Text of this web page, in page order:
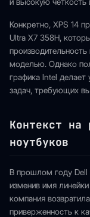
Конкретно, XPS 14
Ultra X7 358H,
моделью. Однако
графика Intel
задач, требующих
Контекст на
ноутбуков
В прошлом году Dell
изменив имя
компания
приверженность к